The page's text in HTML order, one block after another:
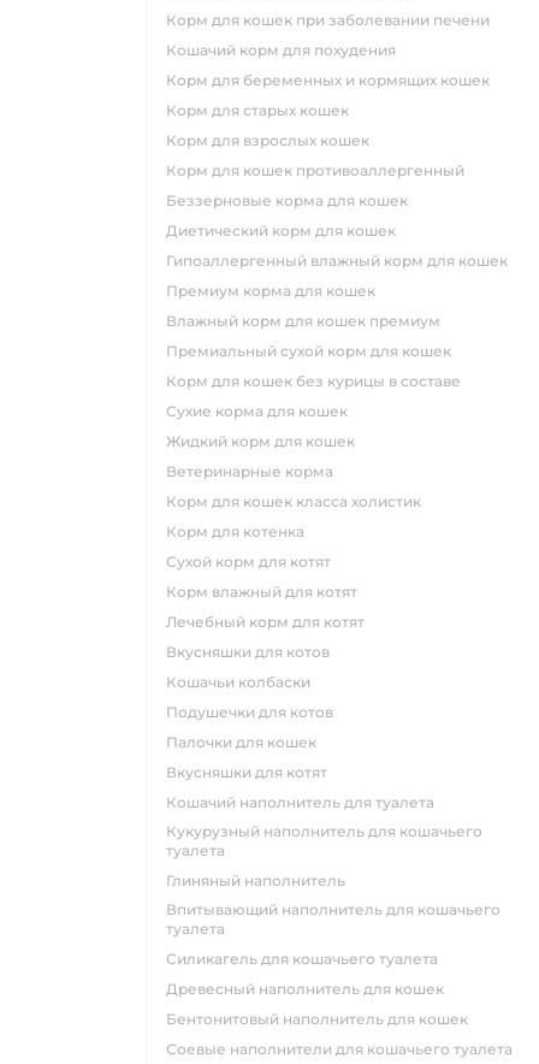
корм для кошек при заболевании печени
кошачий корм для похудения
корм для беременных и кормящих кошек
корм для старых кошек
корм для взрослых кошек
корм для кошек противоаллергенный
беззерновые корма для кошек
диетический корм для кошек
гипоаллергенный влажный корм для кошек
премиум корма для кошек
влажный корм для кошек премиум
премиальный сухой корм для кошек
корм для кошек без курицы в составе
сухие корма для кошек
жидкий корм для кошек
ветеринарные корма
корм для кошек класса холистик
корм для котенка
сухой корм для котят
корм влажный для котят
лечебный корм для котят
вкусняшки для котов
кошачьи колбаски
подушечки для котов
палочки для кошек
вкусняшки для котят
кошачий наполнитель для туалета
кукурузный наполнитель для кошачьего
туалета
глиняный наполнитель
впитывающий наполнитель для кошачьего
туалета
силикагель для кошачьего туалета
древесный наполнитель для кошек
бентонитовый наполнитель для кошек
соевые наполнители для кошачьего туалета